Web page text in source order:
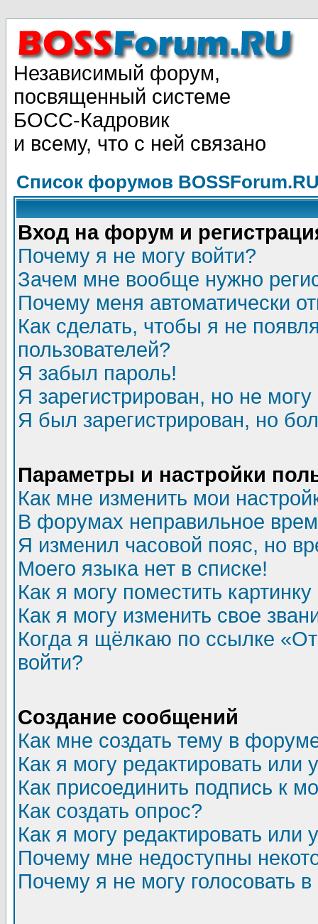
Независимый форум,
посвященный системе
БОСС-Кадровик
и всему, что с ней связано
Список форумов
Вход на форум и
Почему я не могу войти?
Зачем мне вообще нужно
Почему меня автоматически
Как сделать, чтобы я не
пользователей?
Я забыл пароль!
Я зарегистрирован, но не могу
Я был зарегистрирован, но
Параметры и настройки
Как мне изменить мои
В форумах неправильное
Я изменил часовой пояс, но
Моего языка нет в списке!
Как я могу поместить
Как я могу изменить свое
Когда я щёлкаю по ссылке
войти?
Создание сообщений
Как мне создать тему в
Как я могу редактировать или
Как присоединить подпись к
Как создать опрос?
Как я могу редактировать или
Почему мне недоступны
Почему я не могу голосовать